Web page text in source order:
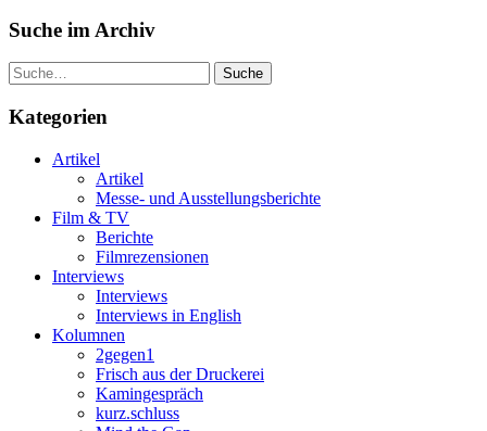
Suche im Archiv
Suche
Kategorien
Artikel
Artikel
Messe- und Ausstellungsberichte
Film & TV
Berichte
Filmrezensionen
Interviews
Interviews
Interviews in English
Kolumnen
2gegen1
Frisch aus der Druckerei
Kamingespräch
kurz.schluss